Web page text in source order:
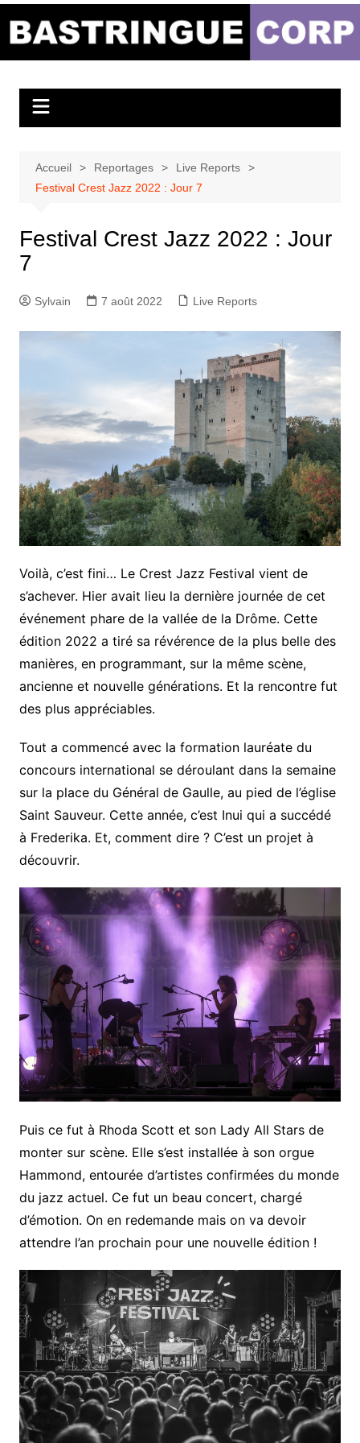
Bastringue Corp –
Musicales
Accueil Reportages
Live Reports
Festival Crest Jazz 2022 : Jour 7
Festival Crest Jazz 2022 : Jour
7
Sylvain 7 août 2022 Live Reports
Voilà, c’est fini… Le Crest Jazz Festival vient de
s’achever. Hier avait lieu la dernière journée de cet
événement phare de la vallée de la Drôme. Cette
édition 2022 a tiré sa révérence de la plus belle des
manières, en programmant, sur la même scène,
ancienne et nouvelle générations. Et la rencontre fut
des plus appréciables.
Tout a commencé avec la formation lauréate du
concours international se déroulant dans la semaine
sur la place du Général de Gaulle, au pied de l’église
Saint Sauveur. Cette année, c’est Inui qui a succédé
à Frederika. Et, comment dire ? C’est un projet à
découvrir.
Puis ce fut à Rhoda Scott et son Lady All Stars de
monter sur scène. Elle s’est installée à son orgue
Hammond, entourée d’artistes confirmées du monde
du jazz actuel. Ce fut un beau concert, chargé
d’émotion. On en redemande mais on va devoir
attendre l’an prochain pour une nouvelle édition !